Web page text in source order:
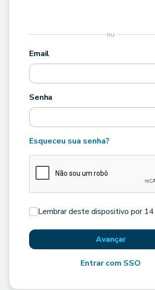
ou
Email
Senha
Esqueceu sua senha?
Lembrar deste dispositivo por 14
Avançar
Entrar com SSO